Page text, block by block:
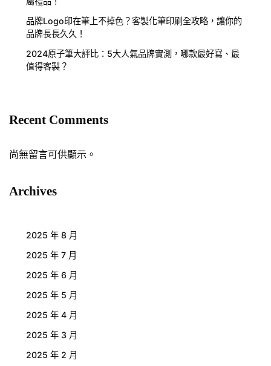
品牌Logo印在筆上不掉色？客製化筆印刷全攻略，讓你的
品牌長長久久！
2024原子筆大評比：5大人氣品牌實測，哪款最好寫、最
值得客製？
Recent Comments
尚無留言可供顯示。
Archives
2025 年 8 月
2025 年 7 月
2025 年 6 月
2025 年 5 月
2025 年 4 月
2025 年 3 月
2025 年 2 月